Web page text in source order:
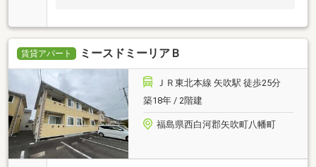
賃貸アパート ミースドミーリアＢ
ＪＲ東北本線 矢吹駅 徒歩25分
築18年 / 2階建
福島県西白河郡矢吹町八幡町